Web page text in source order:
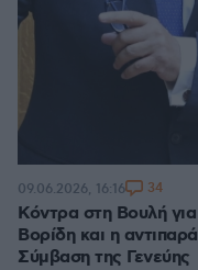
Κόντρα στη Βουλή
Βορίδη και η
Σύμβαση της Γενεύης
09.06.2026, 16:16 34